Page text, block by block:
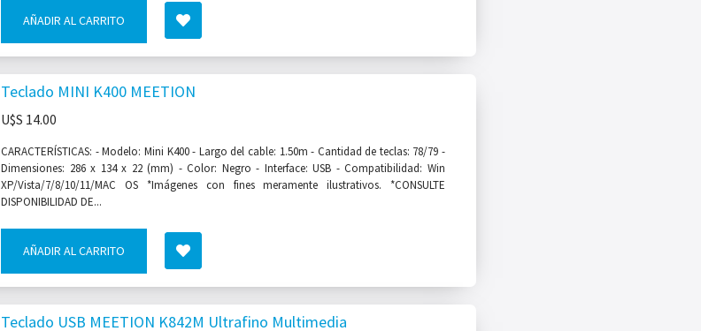
AÑADIR AL CARRITO
Teclado MINI K400 MEETION
U$S 14.00
CARACTERÍSTICAS: - Modelo: Mini K400 - Largo del cable: 1.50m - Cantidad de teclas: 78/79 -
Dimensiones: 286 x 134 x 22 (mm) - Color: Negro - Interface: USB - Compatibilidad: Win
XP/Vista/7/8/10/11/MAC OS *Imágenes con fines meramente ilustrativos. *CONSULTE
DISPONIBILIDAD DE...
AÑADIR AL CARRITO
Teclado USB MEETION K842M Ultrafino Multimedia